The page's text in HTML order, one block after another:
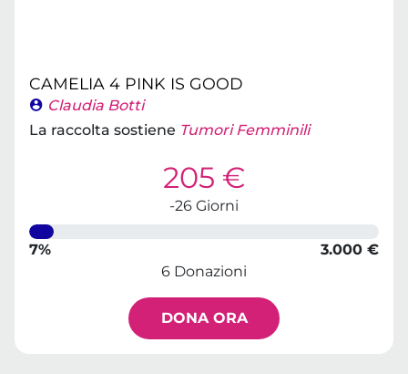
CAMELIA 4 PINK IS GOOD
Claudia Botti
La raccolta sostiene Tumori Femminili
205 €
-26 Giorni
7%
3.000 €
6 Donazioni
DONA ORA